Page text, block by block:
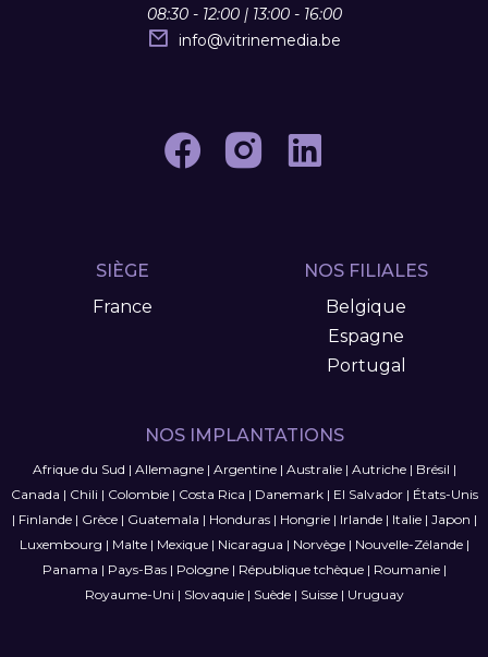
08:30 - 12:00 | 13:00 - 16:00
info@vitrinemedia.be
SIÈGE
France
NOS FILIALES
Belgique
Espagne
Portugal
NOS IMPLANTATIONS
Afrique du Sud | Allemagne| Argentine| Australie| Autriche| Brésil |
Canada | Chili | Colombie| Costa Rica | Danemark| El Salvador| États-Unis
| Finlande| Grèce| Guatemala | Honduras| Hongrie| Irlande| Italie| Japon |
Luxembourg | Malte| Mexique| Nicaragua | Norvège| Nouvelle-Zélande|
Panama | Pays-Bas| Pologne| République tchèque| Roumanie|
Royaume-Uni | Slovaquie| Suède| Suisse| Uruguay